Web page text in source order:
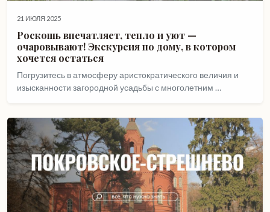
21 ИЮЛЯ 2025
Роскошь впечатляет, тепло и уют —
очаровывают! Экскурсия по дому, в котором
хочется остаться
Погрузитесь в атмосферу аристократического величия и
изысканности загородной усадьбы с многолетним …